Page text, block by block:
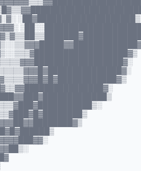
░██▓████████████████████▒